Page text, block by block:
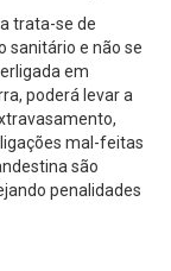
trata-se de
sanitário e não se
em
poderá levar a
mal-feitas
são
penalidades